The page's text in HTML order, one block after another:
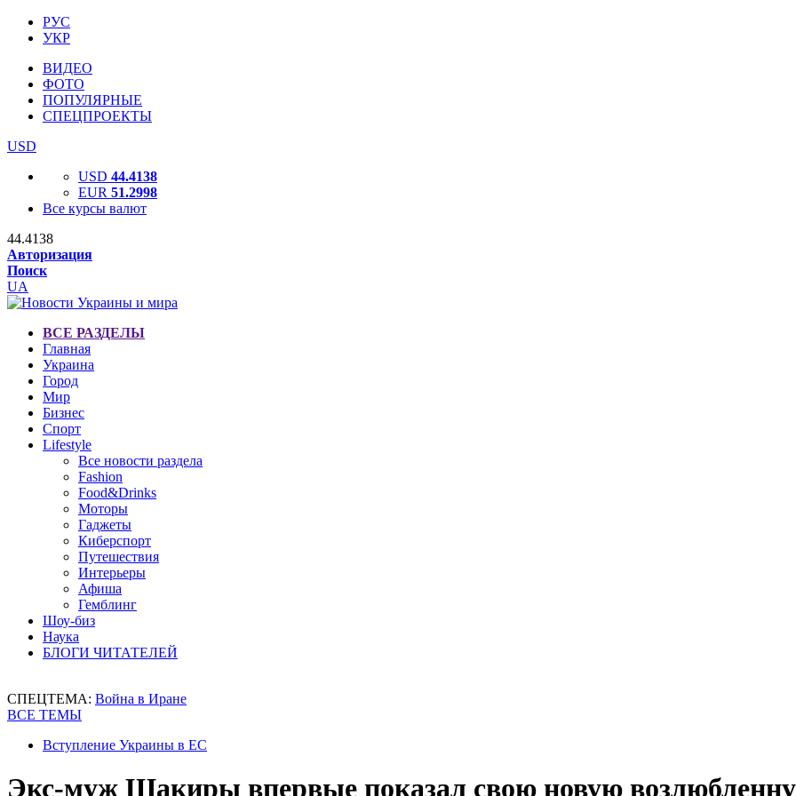
РУС
УКР
ВИДЕО
ФОТО
ПОПУЛЯРНЫЕ
СПЕЦПРОЕКТЫ
USD
USD 44.4138
EUR 51.2998
Все курсы валют
44.4138
Авторизация
Поиск
UA
ВСЕ РАЗДЕЛЫ
Главная
Украина
Город
Мир
Бизнес
Спорт
Lifestyle
Все новости раздела
Fashion
Food&Drinks
Моторы
Гаджеты
Киберспорт
Путешествия
Интерьеры
Афиша
Гемблинг
Шоу-биз
Наука
БЛОГИ ЧИТАТЕЛЕЙ
СПЕЦТЕМА: Война в Иране
ВСЕ ТЕМЫ
Вступление Украины в ЕС
Экс-муж Шакиры впервые показал свою новую